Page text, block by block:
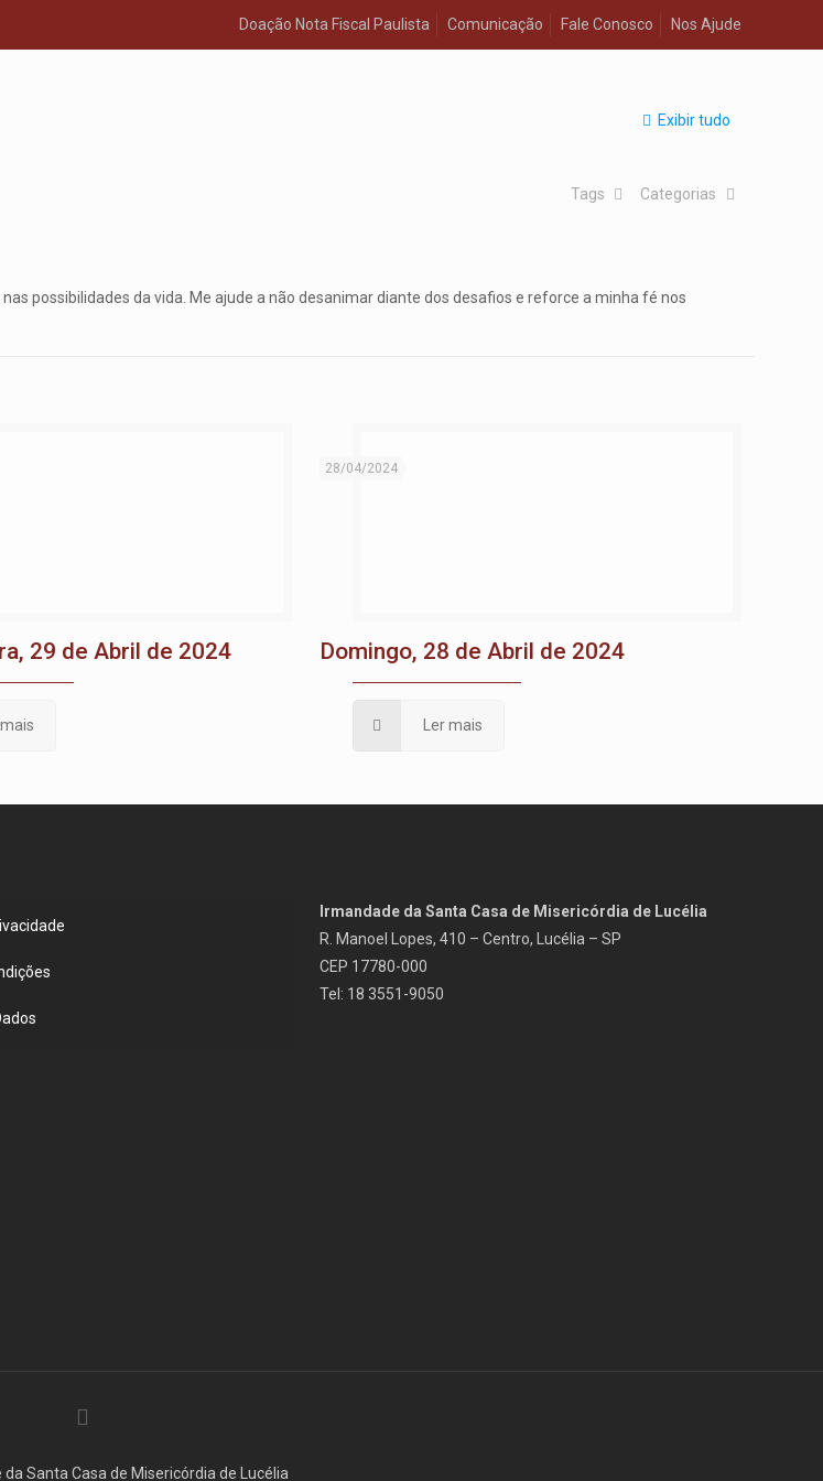
Doação Nota Fiscal Paulista Comunicação Fale Conosco Nos Ajude
Exibir tudo
Categorias
Tags
possibilidades da vida. Me ajude a não desanimar diante dos desafios e reforce a minha fé nos
29 de Abril de 2024
mais
28/04/2024
Domingo, 28 de Abril de 2024
Ler mais
Irmandade da Santa Casa de Misericórdia de Lucélia
R. Manoel Lopes, 410 – Centro, Lucélia – SP
CEP 17780-000
Tel: 18 3551-9050
Santa Casa de Misericórdia de Lucélia